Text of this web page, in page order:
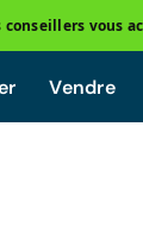
conseillers vous
Vendre